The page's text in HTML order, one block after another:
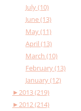
July (10)
June (13)
May (11)
April (13)
March (10)
February (13)
January (12)
►2013 (219)
►2012 (214)